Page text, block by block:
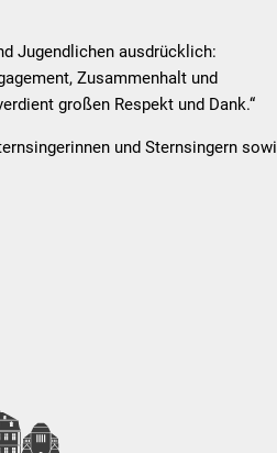
Jugendlichen ausdrücklich:
Zusammenhalt und
großen Respekt und Dank.“
und Sternsingern